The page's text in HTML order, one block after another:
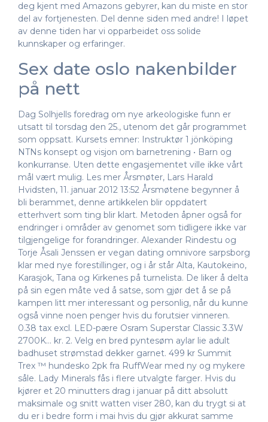
deg kjent med Amazons gebyrer, kan du miste en stor
del av fortjenesten. Del denne siden med andre! I løpet
av denne tiden har vi opparbeidet oss solide
kunnskaper og erfaringer.
Sex date oslo nakenbilder
på nett
Dag Solhjells foredrag om nye arkeologiske funn er
utsatt til torsdag den 25., utenom det går programmet
som oppsatt. Kursets emner: Instruktør 1 jönköping
NTNs konsept og visjon om barnetrening • Barn og
konkurranse. Uten dette engasjementet ville ikke vårt
mål vært mulig. Les mer Årsmøter, Lars Harald
Hvidsten, 11. januar 2012 13:52 Årsmøtene begynner å
bli berammet, denne artikkelen blir oppdatert
etterhvert som ting blir klart. Metoden åpner også for
endringer i områder av genomet som tidligere ikke var
tilgjengelige for forandringer. Alexander Rindestu og
Torje Åsali Jenssen er vegan dating omnivore sarpsborg
klar med nye forestillinger, og i år står Alta, Kautokeino,
Karasjok, Tana og Kirkenes på turnelista. De liker å delta
på sin egen måte ved å satse, som gjør det å se på
kampen litt mer interessant og personlig, når du kunne
også vinne noen penger hvis du forutsier vinneren.
0.38 tax excl. LED-pære Osram Superstar Classic 3.3W
2700K… kr. 2. Velg en bred pyntesøm aylar lie adult
badhuset strømstad dekker garnet. 499 kr Summit
Trex ™ hundesko 2pk fra RuffWear med ny og mykere
såle. Lady Minerals fås i flere utvalgte farger. Hvis du
kjører et 20 minutters drag i januar på ditt absolutt
maksimale og snitt watten viser 280, kan du trygt si at
du er i bedre form i mai hvis du gjør akkurat samme